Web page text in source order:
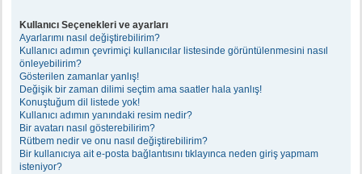
Kullanıcı Seçenekleri ve ayarları
Ayarlarımı nasıl değiştirebilirim?
Kullanıcı adımın çevrimiçi kullanıcılar listesinde görüntülenmesini nasıl
önleyebilirim?
Gösterilen zamanlar yanlış!
Değişik bir zaman dilimi seçtim ama saatler hala yanlış!
Konuştuğum dil listede yok!
Kullanıcı adımın yanındaki resim nedir?
Bir avatarı nasıl gösterebilirim?
Rütbem nedir ve onu nasıl değiştirebilirim?
Bir kullanıcıya ait e-posta bağlantısını tıklayınca neden giriş yapmam
isteniyor?